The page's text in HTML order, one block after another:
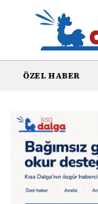
ÖZEL HABER